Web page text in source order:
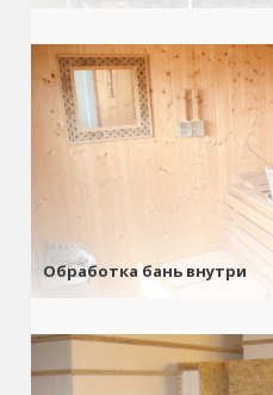
Обработка бань внутри